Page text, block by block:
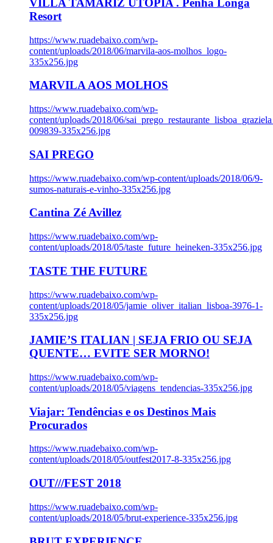
VILLA TAMARIZ UTOPIA . Penha Longa
Resort
https://www.ruadebaixo.com/wp-
content/uploads/2018/06/marvila-aos-molhos_logo-
335x256.jpg
MARVILA AOS MOLHOS
https://www.ruadebaixo.com/wp-
content/uploads/2018/06/
009839-335x256.jpg
SAI PREGO
https://www.ruadebaixo.com/wp-content/uploads/2018/06/9-
sumos-naturais-e-vinho-335x256.jpg
Cantina Zé Avillez
https://www.ruadebaixo.com/wp-
content/uploads/2018/05/taste_future_heineken-335x256.jpg
TASTE THE FUTURE
https://www.ruadebaixo.com/wp-
content/uploads/2018/05/jamie_oliver_italian_lisboa-3976-1-
335x256.jpg
JAMIE’S ITALIAN | SEJA FRIO OU SEJA
QUENTE… EVITE SER MORNO!
https://www.ruadebaixo.com/wp-
content/uploads/2018/05/viagens_tendencias-335x256.jpg
Viajar: Tendências e os Destinos Mais
Procurados
https://www.ruadebaixo.com/wp-
content/uploads/2018/05/outfest2017-8-335x256.jpg
OUT///FEST 2018
https://www.ruadebaixo.com/wp-
content/uploads/2018/05/brut-experience-335x256.jpg